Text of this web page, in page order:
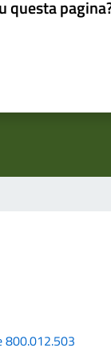
questa
800.012.503